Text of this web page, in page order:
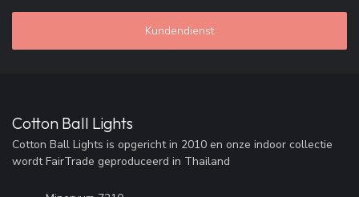
Kundendienst
Cotton Ball Lights
Cotton Ball Lights is opgericht in 2010 en onze indoor collectie
wordt FairTrade geproduceerd in Thailand